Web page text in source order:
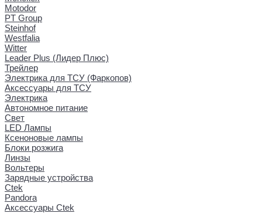
Motodor
PT Group
Steinhof
Westfalia
Witter
Leader Plus (Лидер Плюс)
Трейлер
Электрика для ТСУ (Фаркопов)
Аксессуары для ТСУ
Электрика
Автономное питание
Свет
LED Лампы
Ксеноновые лампы
Блоки розжига
Линзы
Вольтеры
Зарядные устройства
Ctek
Pandora
Аксессуары Ctek